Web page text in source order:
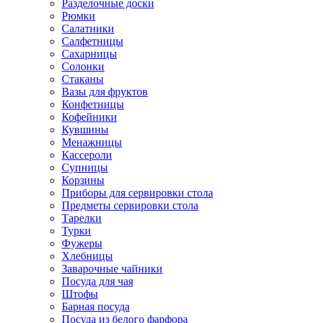
Разделочные доски
Рюмки
Салатники
Салфетницы
Сахарницы
Солонки
Стаканы
Вазы для фруктов
Конфетницы
Кофейники
Кувшины
Менажницы
Кассероли
Супницы
Корзины
Приборы для сервировки стола
Предметы сервировки стола
Тарелки
Турки
Фужеры
Хлебницы
Заварочные чайники
Посуда для чая
Штофы
Барная посуда
Посуда из белого фарфора